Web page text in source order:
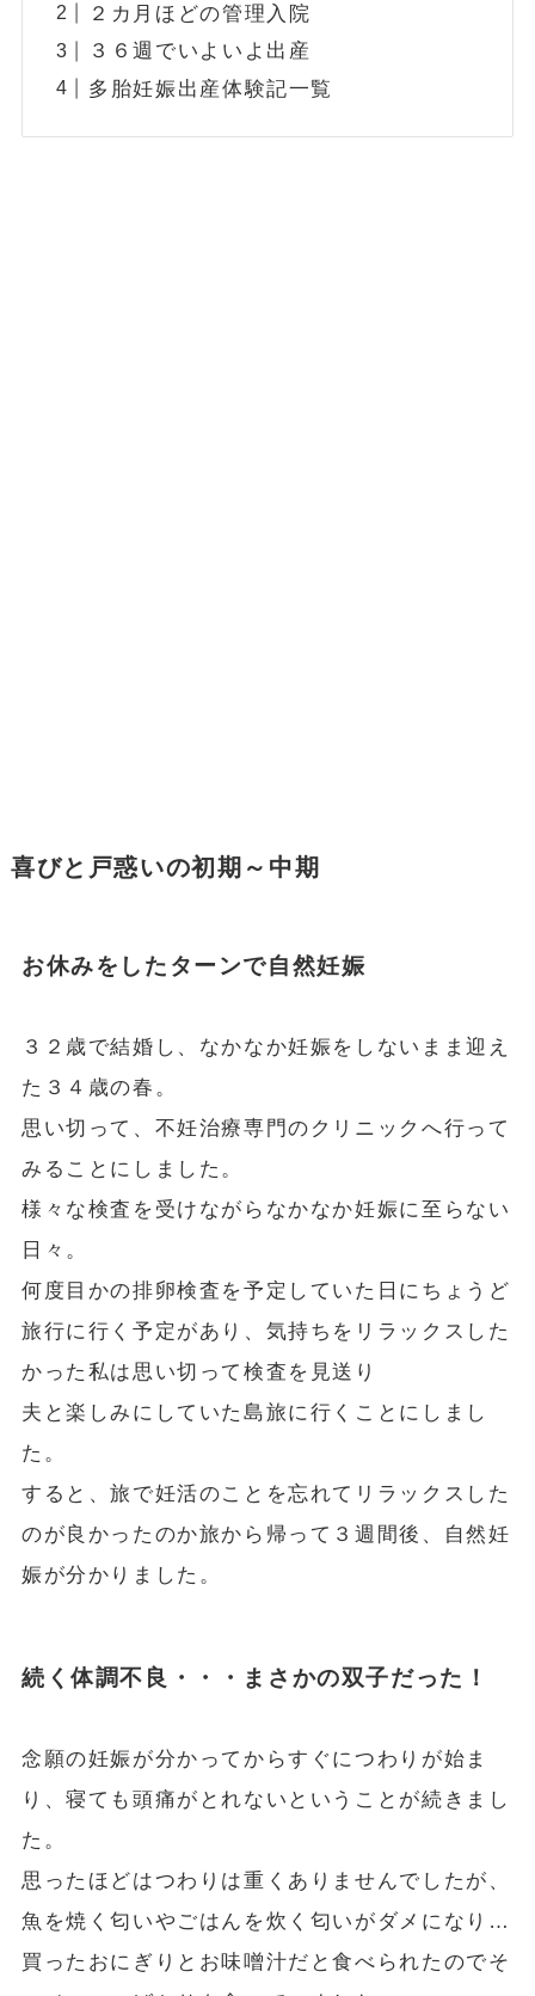
２カ月ほどの管理入院
３６週でいよいよ出産
多胎妊娠出産体験記一覧
喜びと戸惑いの初期～中期
お休みをしたターンで自然妊娠
３２歳で結婚し、なかなか妊娠をしないまま迎え
た３４歳の春。
思い切って、不妊治療専門のクリニックへ行って
みることにしました。
様々な検査を受けながらなかなか妊娠に至らない
日々。
何度目かの排卵検査を予定していた日にちょうど
旅行に行く予定があり、気持ちをリラックスした
かった私は思い切って検査を見送り
夫と楽しみにしていた島旅に行くことにしまし
た。
すると、旅で妊活のことを忘れてリラックスした
のが良かったのか旅から帰って３週間後、自然妊
娠が分かりました。
続く体調不良・・・まさかの双子だった！
念願の妊娠が分かってからすぐにつわりが始ま
り、寝ても頭痛がとれないということが続きまし
た。
思ったほどはつわりは重くありませんでしたが、
魚を焼く匂いやごはんを炊く匂いがダメになり…
買ったおにぎりとお味噌汁だと食べられたのでそ